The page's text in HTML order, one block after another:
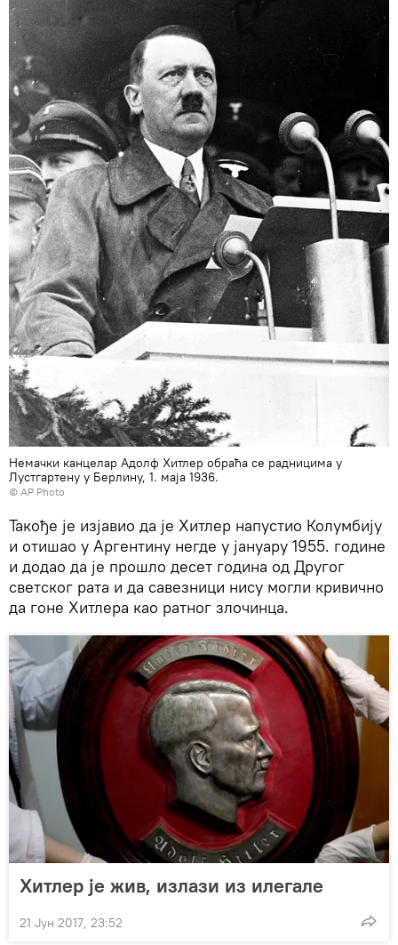
Немачки канцелар Адолф Хитлер обраћа се радницима у
Лустгартену у Берлину, 1. маја 1936.
© AP Photo
Такође је изјавио да је Хитлер напустио Колумбију
и отишао у Аргентину негде у јануару 1955. године
и додао да је прошло десет година од Другог
светског рата и да савезници нису могли кривично
да гоне Хитлера као ратног злочинца.
Хитлер је жив, излази из илегале
21 Јун 2017, 23:52